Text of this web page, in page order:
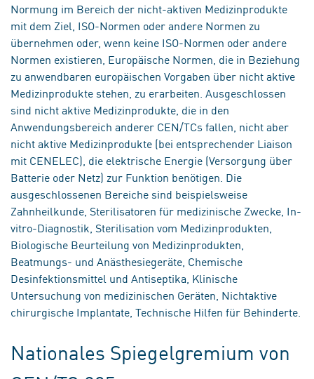
Normung im Bereich der nicht-aktiven Medizinprodukte
mit dem Ziel, ISO-Normen oder andere Normen zu
übernehmen oder, wenn keine ISO-Normen oder andere
Normen existieren, Europäische Normen, die in Beziehung
zu anwendbaren europäischen Vorgaben über nicht aktive
Medizinprodukte stehen, zu erarbeiten. Ausgeschlossen
sind nicht aktive Medizinprodukte, die in den
Anwendungsbereich anderer CEN/TCs fallen, nicht aber
nicht aktive Medizinprodukte (bei entsprechender Liaison
mit CENELEC), die elektrische Energie (Versorgung über
Batterie oder Netz) zur Funktion benötigen. Die
ausgeschlossenen Bereiche sind beispielsweise
Zahnheilkunde, Sterilisatoren für medizinische Zwecke, In-
vitro-Diagnostik, Sterilisation vom Medizinprodukten,
Biologische Beurteilung von Medizinprodukten,
Beatmungs- und Anästhesiegeräte, Chemische
Desinfektionsmittel und Antiseptika, Klinische
Untersuchung von medizinischen Geräten, Nichtaktive
chirurgische Implantate, Technische Hilfen für Behinderte.
Nationales Spiegelgremium von